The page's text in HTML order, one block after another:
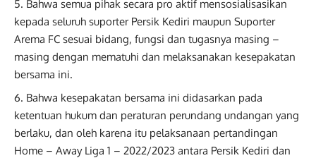
Bahwa semua pihak secara pro aktif mensosialisasikan
kepada seluruh suporter Persik Kediri maupun Suporter
Arema FC sesuai bidang, fungsi dan tugasnya masing –
masing dengan mematuhi dan melaksanakan kesepakatan
bersama ini.
Bahwa kesepakatan bersama ini didasarkan pada
ketentuan hukum dan peraturan perundang undangan yang
berlaku, dan oleh karena itu pelaksanaan pertandingan
Home – Away Liga 1 – 2022/2023 antara Persik Kediri dan